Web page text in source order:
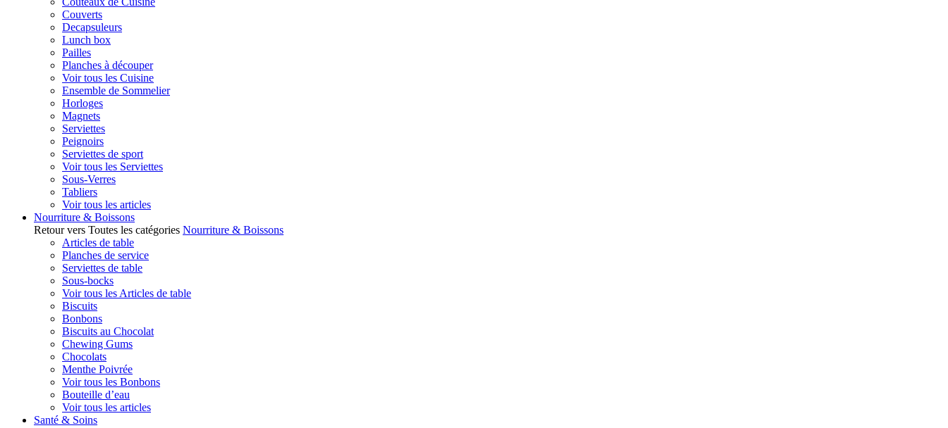
Couverts
Decapsuleurs
Lunch box
Pailles
Planches à découper
Voir tous les Cuisine
Ensemble de Sommelier
Horloges
Magnets
Serviettes
Peignoirs
Serviettes de sport
Voir tous les Serviettes
Sous-Verres
Tabliers
Voir tous les articles
Nourriture & Boissons
Retour vers Toutes les catégories Nourriture & Boissons
Articles de table
Planches de service
Serviettes de table
Sous-bocks
Voir tous les Articles de table
Biscuits
Bonbons
Biscuits au Chocolat
Chewing Gums
Chocolats
Menthe Poivrée
Voir tous les Bonbons
Bouteille d’eau
Voir tous les articles
Santé & Soins